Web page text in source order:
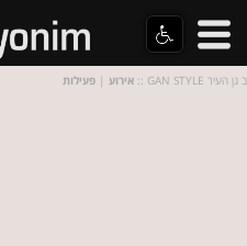
אירוע | פעילות :: GAN STYLE ב גן העיר